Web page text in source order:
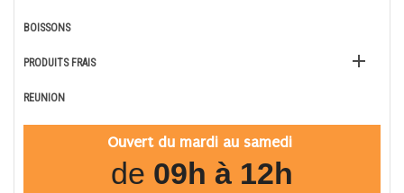
BOISSONS
PRODUITS FRAIS 
REUNION
Ouvert du mardi au samedi
de 09h à 12h